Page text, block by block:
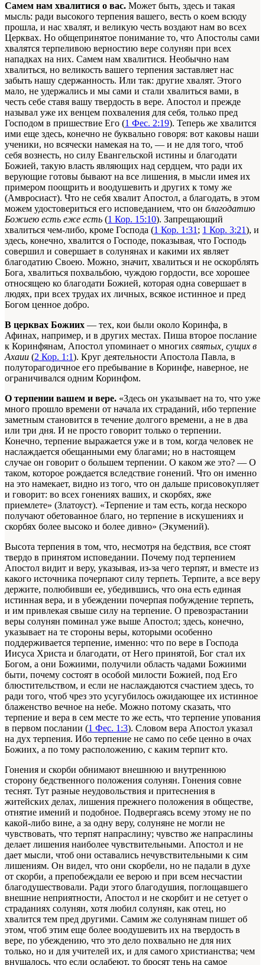
Самем нам хвалитися о вас. Может быть, здесь и такая
мысль: ради высокого терпения вашего, весть о коем всюду
прошла, и нас хвалят, и великую честь воздают нам во всех
Церквах. Но общепринятое понимание то, что Апостолы сами
хвалятся терпеливою верностию вере солунян при всех
нападках на них. Самем нам хвалитися. Необычно нам
хвалиться, но великость вашего терпения заставляет нас
забыть нашу сдержанность. Или так: другие хвалят. Этого
мало, не удержались и мы сами и стали хвалиться вами, в
честь себе ставя вашу твердость в вере. Апостол и прежде
называл уже их венцем похваления для себя, только пред
Господом в пришествие Его (1 Фес. 2:19). Теперь же хвалится
ими еще здесь, конечно не буквально говоря: вот каковы наши
ученики, но всячески намекая на то, — и не для того, чтоб
себя вознесть, но силу Евангельской истины и благодати
Божией, такую власть являющих над сердцем, что ради их
верующие готовы бывают на все лишения, в мысли имея их
примером поощрить и воодушевить и других к тому же
(Амвросиаст). Что не себя хвалит Апостол, а благодать, в этом
можем удостовериться его исповеданием, что он благодатию
Божиею есть еже есть (1 Кор. 15:10). Запрещающий
хвалиться чем-либо, кроме Господа (1 Кор. 1:31 ; 1 Кор. 3:21), и
здесь, конечно, хвалится о Господе, показывая, что Господь
совершил и совершает в солунянах и какими их являет
благодатию Своею. Можно, значит, хвалиться и не оскорблять
Бога, хвалиться похвальбою, чуждою гордости, все хорошее
относящею ко благодати Божией, которая одна совершает в
людях, при всех трудах их личных, всякое истинное и пред
Богом ценное добро.
В церквах Божиих — тех, кои были около Коринфа, в
Афинах, например, и в других местах. Пиша второе послание
к Коринфянам, Апостол упоминает о многих святых, сущих в
Ахаии (2 Кор. 1:1). Круг деятельности Апостола Павла, в
полуторагодичное его пребывание в Коринфе, наверное, не
ограничивался одним Коринфом.
О терпении вашем и вере. «Здесь он указывает на то, что уже
много прошло времени от начала их страданий, ибо терпение
заметным становится в течение долгого времени, а не в два
или три дня. И не просто говорит только о терпении.
Конечно, терпение выражается уже и в том, когда человек не
наслаждается обещанными ему благами; но в настоящем
случае он говорит о большем терпении. О каком же это? — О
таком, которое рождается вследствие гонений. Что он именно
на это намекает, видно из того, что он дальше присовокупляет
и говорит: во всех гонениях ваших, и скорбях, яже
приемлете» (Златоуст). «Терпение и там есть, когда нескоро
получают обетованное благо, но терпение в искушениях и
скорбях более высоко и более дивно» (Экумений).
Высота терпения в том, что, несмотря на бедствия, все стоят
твердо в принятом исповедании. Почему под терпением
Апостол видит и веру, указывая, из-за чего терпят, и вместе из
какого источника почерпают силу терпеть. Терпите, а все веру
держите, полюбивши ее, убедившись, что она есть единая
истинная вера, и в убеждении почерпая побуждение терпеть,
и им привлекая свыше силу на терпение. О превозрастании
веры солунян поминал уже выше Апостол; здесь, конечно,
указывает на те стороны веры, которыми особенно
поддерживается терпение, именно: что по вере в Господа
Иисуса Христа и благодати, от Него принятой, Бог стал их
Богом, а они Божиими, получили область чадами Божиими
быти, почему состоят в особой милости Божией, под Его
блюстительством, и если не наслаждаются счастием здесь, то
ради того, чтоб чрез это усугубилось ожидающее их истинное
блаженство вечное на небе. Можно потому сказать, что
терпение и вера в сем месте то же есть, что терпение упования
в первом послании (1 Фес. 1:3). Словом вера Апостол указал
на дух терпения. Ибо терпение не само по себе ценно в очах
Божиих, а по тому расположению, с каким терпит кто.
Гонения и скорби обнимают внешнюю и внутреннюю
сторону бедственного положения солунян. Гонения совне
теснят. Тут разные неудовольствия и притеснения в
житейских делах, лишения прежнего положения в обществе,
отнятие имений и подобное. Подвергаясь всему этому не по
какой-либо вине, а за одну веру, солуняне не могли не
чувствовать, что терпят напраслину; чувство же напраслины
делает лишения наиболее чувствительными. Апостол и не
дает мысли, чтоб они оставались нечувствительными к сим
лишениям. Он видел, что они скорбели, но не падали в духе
от скорби, а препобеждали ее верою и при всем несчастии
благодушествовали. Ради этого благодушия, поглощавшего
внешние неприятности, Апостол и не скорбит и не сетует о
страданиях солунян, хотя любил солунян, как отец, но
хвалится тем пред другими. Самим же солунянам пишет об
этом, чтоб этим еще более воодушевить их на твердость в
вере, по убеждению, что это дело похвально не для них
только, но и для учителей их, и для самого христианства; чем
внушалось, что если ослабеют, то бросят тень на самое